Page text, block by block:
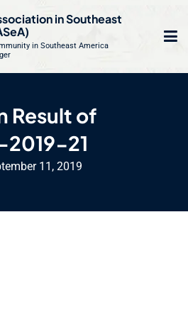
in Southeast
in Southeast America
Result of
2019-21
11, 2019